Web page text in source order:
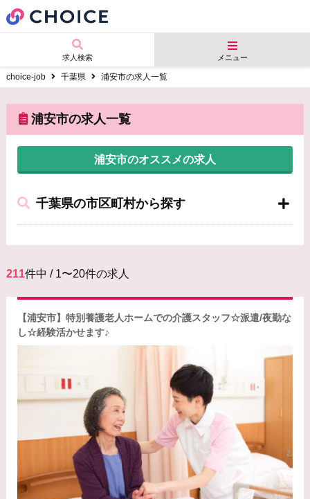
求人検索 メニュー
choice-job 千葉県 浦安市の求人一覧
浦安市の求人一覧
浦安市のオススメの求人
千葉県の市区町村から探す
211件中 / 1〜20件の求人
【浦安市】特別養護老人ホームでの介護スタッフ☆派遣/夜勤な
し☆経験活かせます♪